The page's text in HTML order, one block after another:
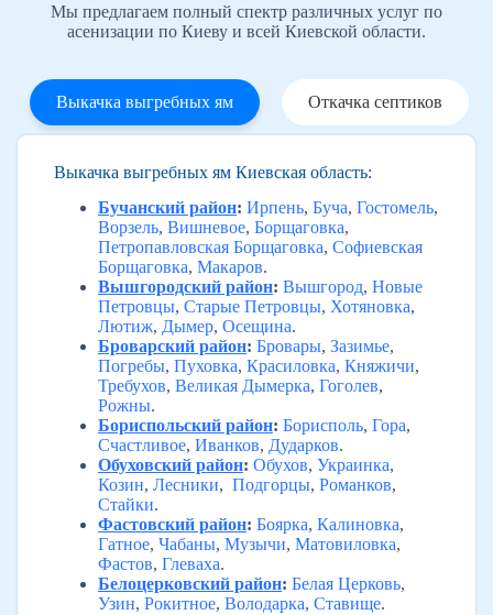
Мы предлагаем полный спектр различных услуг по
асенизации по Киеву и всей Киевской области.
Выкачка выгребных ям Откачка септиков
Выкачка выгребных ям Киевская область:
Бучанский район: Ирпень, Буча, Гостомель,
Ворзель, Вишневое, Борщаговка,
Петропавловская Борщаговка, Софиевская
Борщаговка, Макаров.
Вышгородский район: Вышгород, Новые
Петровцы, Старые Петровцы, Хотяновка,
Лютиж, Дымер, Осещина.
Броварский район: Бровары, Зазимье,
Погребы, Пуховка, Красиловка, Княжичи,
Требухов, Великая Дымерка, Гоголев,
Рожны.
Бориспольский район: Борисполь, Гора,
Счастливое, Иванков, Дударков.
Обуховский район: Обухов, Украинка,
Козин, Лесники, Подгорцы, Романков,
Стайки.
Фастовский район: Боярка, Калиновка,
Гатное, Чабаны, Музычи, Матовиловка,
Фастов, Глеваха.
Белоцерковский район: Белая Церковь,
Узин, Рокитное, Володарка, Ставище.